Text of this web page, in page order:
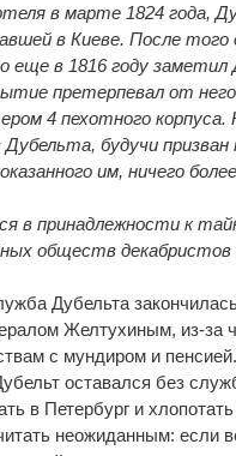
в марте 1824 года,
в Киеве. После
еще в 1816 году
претерпевал от
4 пехотного
Дубельта, будучи
им, ничего
в принадлежности к
обществ декабристов
Дубельта
Желтухиным, из-
с мундиром и пенсией.
оставался без
в Петербург и
неожиданным: если